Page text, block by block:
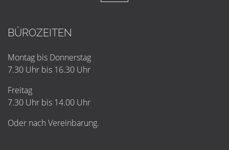
BÜROZEITEN
Montag bis Donnerstag
7.30 Uhr bis 16.30 Uhr
Freitag
7.30 Uhr bis 14.00 Uhr
Oder nach Vereinbarung.